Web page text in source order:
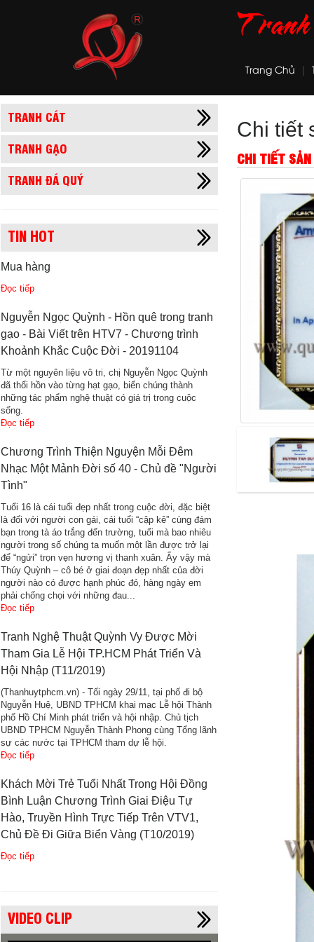
Trang Chủ
TRANH CÁT
TRANH GẠO
TRANH ĐÁ QUÝ
TIN HOT
Mua hàng
Đọc tiếp
Nguyễn Ngọc Quỳnh - Hồn quê trong tranh
gạo - Bài Viết trên HTV7 - Chương trình
Khoảnh Khắc Cuộc Đời - 20191104
Từ một nguyên liệu vô tri, chị Nguyễn Ngọc Quỳnh
đã thổi hồn vào từng hạt gạo, biến chúng thành
những tác phẩm nghệ thuật có giá trị trong cuộc
sống.
Đọc tiếp
Chương Trình Thiện Nguyện Mỗi Đêm
Nhạc Một Mảnh Đời số 40 - Chủ đề "Người
Tình"
Tuổi 16 là cái tuổi đẹp nhất trong cuộc đời, đặc biệt
là đối với người con gái, cái tuổi “cập kê” cùng đám
bạn trong tà áo trắng đến trường, tuổi mà bao nhiêu
người trong số chúng ta muốn một lần được trở lại
để “ngửi” trọn vẹn hương vị thanh xuân. Ấy vậy mà
Thúy Quỳnh – cô bé ở giai đoạn đẹp nhất của đời
người nào có được hạnh phúc đó, hàng ngày em
phải chống chọi với những đau...
Đọc tiếp
Tranh Nghệ Thuật Quỳnh Vy Được Mời
Tham Gia Lễ Hội TP.HCM Phát Triển Và
Hội Nhập (T11/2019)
(Thanhuytphcm.vn) - Tối ngày 29/11, tại phố đi bộ
Nguyễn Huệ, UBND TPHCM khai mạc Lễ hội Thành
phố Hồ Chí Minh phát triển và hội nhập. Chủ tịch
UBND TPHCM Nguyễn Thành Phong cùng Tổng lãnh
sự các nước tại TPHCM tham dự lễ hội.
Đọc tiếp
Khách Mời Trẻ Tuổi Nhất Trong Hội Đồng
Bình Luận Chương Trình Giai Điệu Tự
Hào, Truyền Hình Trực Tiếp Trên VTV1,
Chủ Đề Đi Giữa Biển Vàng (T10/2019)
Đọc tiếp
VIDEO CLIP
Chi tiết
CHI TIẾT